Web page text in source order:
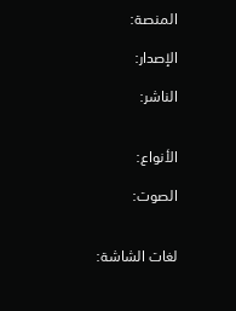
المنصة:
الإصدار:
الناشر:
الأنواع:
الصوت:
لغات الشاشة: